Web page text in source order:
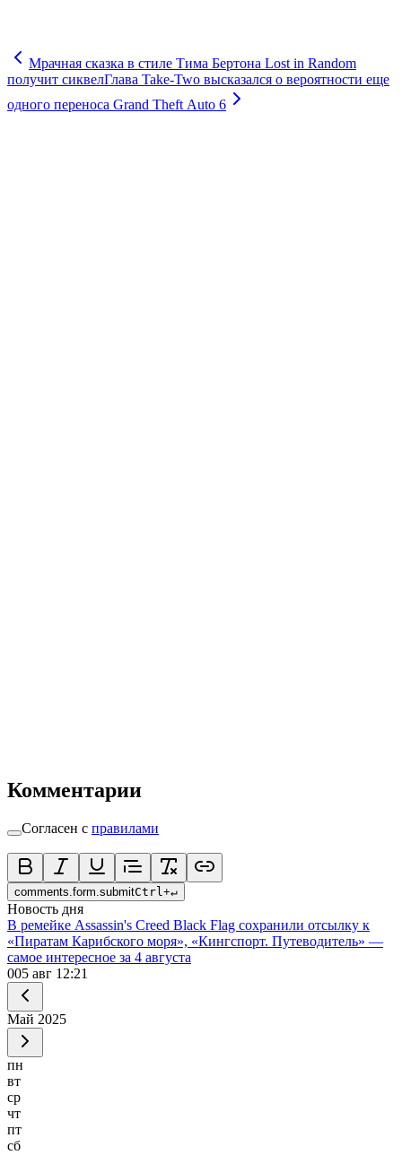
Мрачная сказка в стиле Тима Бертона Lost in Random
получит сиквелГлава Take-Two высказался о вероятности еще
одного переноса Grand Theft Auto 6
Комментарии
Согласен с правилами
comments.form.submitCtrl +↵
Новость дня
В ремейке Assassin's Creed Black Flag сохранили отсылку к
«Пиратам Карибского моря», «Кингспорт. Путеводитель» —
самое интересное за 4 августа
005 авг 12:21
Май 2025
пн
вт
ср
чт
пт
сб